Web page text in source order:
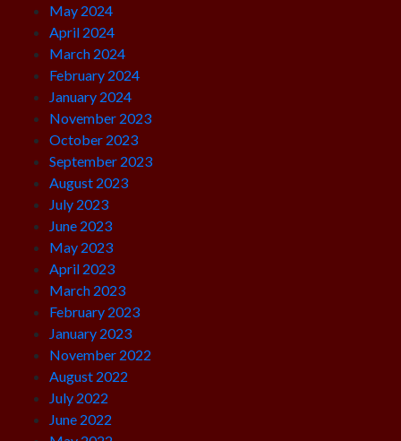
May 2024
April 2024
March 2024
February 2024
January 2024
November 2023
October 2023
September 2023
August 2023
July 2023
June 2023
May 2023
April 2023
March 2023
February 2023
January 2023
November 2022
August 2022
July 2022
June 2022